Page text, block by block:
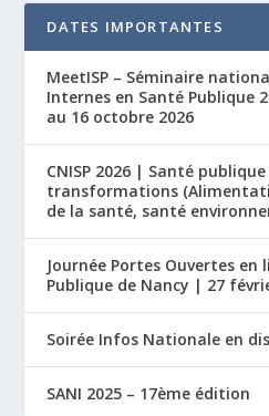
DATES IMPORTANTES
MeetISP – Séminaire
Internes en Santé Publique
au 16 octobre 2026
CNISP 2026 | Santé
transformations
de la santé, santé
Journée Portes Ouvertes en
Publique de Nancy | 27
Soirée Infos Nationale en
SANI 2025 – 17ème édition